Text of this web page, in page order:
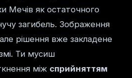
Мечів як остаточного
загибель. Зображення
рішення вже закладене
Ти мусиш
між сприйняттям